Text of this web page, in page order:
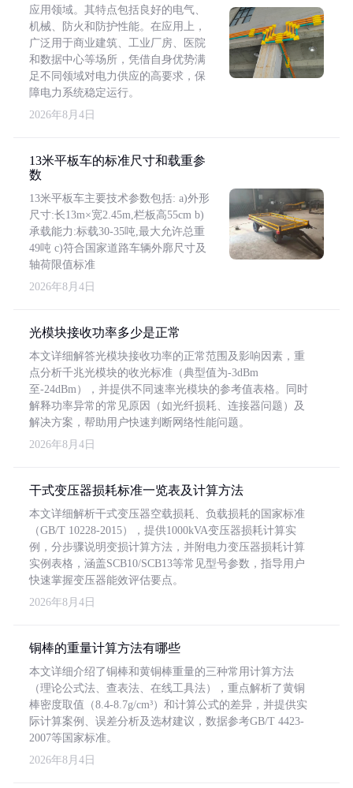
应用领域。其特点包括良好的电气、
机械、防火和防护性能。在应用上，
广泛用于商业建筑、工业厂房、医院
和数据中心等场所，凭借自身优势满
足不同领域对电力供应的高要求，保
障电力系统稳定运行。
2026年8月4日
13米平板车的标准尺寸和载重参
数
13米平板车主要技术参数包括: a)外形
尺寸:长13m×宽2.45m,栏板高55cm b)
承载能力:标载30-35吨,最大允许总重
49吨 c)符合国家道路车辆外廓尺寸及
轴荷限值标准
2026年8月4日
光模块接收功率多少是正常
本文详细解答光模块接收功率的正常范围及影响因素，重
点分析千兆光模块的收光标准（典型值为-3dBm
至-24dBm），并提供不同速率光模块的参考值表格。同时
解释功率异常的常见原因（如光纤损耗、连接器问题）及
解决方案，帮助用户快速判断网络性能问题。
2026年8月4日
干式变压器损耗标准一览表及计算方法
本文详细解析干式变压器空载损耗、负载损耗的国家标准
（GB/T 10228-2015），提供1000kVA变压器损耗计算实
例，分步骤说明变损计算方法，并附电力变压器损耗计算
实例表格，涵盖SCB10/SCB13等常见型号参数，指导用户
快速掌握变压器能效评估要点。
2026年8月4日
铜棒的重量计算方法有哪些
本文详细介绍了铜棒和黄铜棒重量的三种常用计算方法
（理论公式法、查表法、在线工具法），重点解析了黄铜
棒密度取值（8.4-8.7g/cm³）和计算公式的差异，并提供实
际计算案例、误差分析及选材建议，数据参考GB/T 4423-
2007等国家标准。
2026年8月4日